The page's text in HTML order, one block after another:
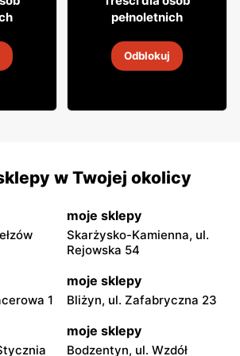
31 sie 2026
pełnoletnich
Odblokuj
w Twojej okolicy
moje sklepy
Skarżysko-Kamienna, ul.
Rejowska 54
1
moje sklepy
Bliżyn, ul. Zafabryczna 23
moje sklepy
Bodzentyn, ul. Wzdół